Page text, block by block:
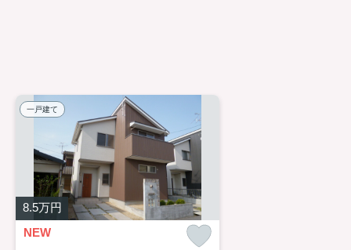
一戸建て
8.5万円
NEW